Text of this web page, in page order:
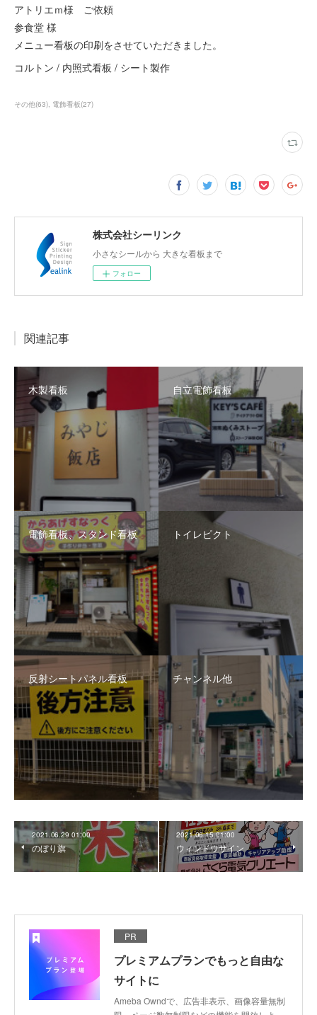
アトリエｍ様 ご依頼
参食堂 様
メニュー看板の印刷をさせていただきました。
コルトン / 内照式看板 / シート製作
その他(63) 電飾看板(27)
株式会社シーリンク
小さなシールから 大きな看板まで
フォロー
関連記事
木製看板 自立電飾看板
電飾看板、スタンド看板 トイレピクト
反射シートパネル看板 チャンネル他
2021.06.29 01:00
のぼり旗
2021.06.15 01:00
ウィンドウサイン
PR
プレミアムプランでもっと自由な
サイトに
Ameba Owndで、広告非表示、画像容量無制